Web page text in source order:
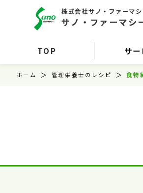
株式会社サノ・ファーマ
サノ・ファーマシ
TOP サー
ホーム 管理栄養士のレシピ 食物